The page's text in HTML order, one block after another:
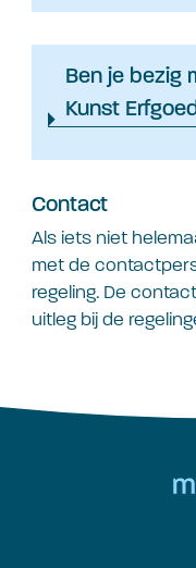
Ben je bezig
Kunst
Contact
Als iets niet
met de
regeling. De
uitleg bij de